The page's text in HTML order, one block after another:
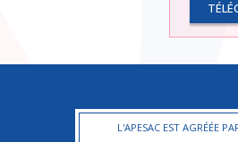
L'APESAC EST AGRÉÉE